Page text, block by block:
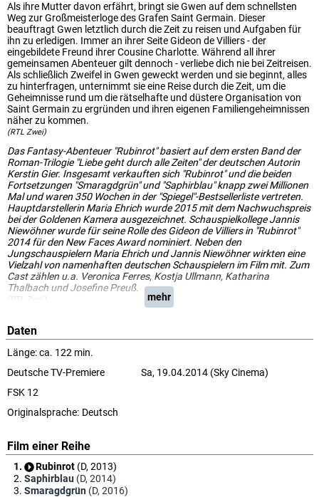
Als ihre Mutter davon erfährt, bringt sie Gwen auf dem schnellsten
Weg zur Großmeisterloge des Grafen Saint Germain. Dieser
beauftragt Gwen letztlich durch die Zeit zu reisen und Aufgaben für
ihn zu erledigen. Immer an ihrer Seite Gideon de Villiers - der
eingebildete Freund ihrer Cousine Charlotte. Während all ihrer
gemeinsamen Abenteuer gilt dennoch - verliebe dich nie bei Zeitreisen.
Als schließlich Zweifel in Gwen geweckt werden und sie beginnt, alles
zu hinterfragen, unternimmt sie eine Reise durch die Zeit, um die
Geheimnisse rund um die rätselhafte und düstere Organisation von
Saint Germain zu ergründen und ihren eigenen Familiengeheimnissen
näher zu kommen.
(RTL Zwei)
Das Fantasy-Abenteuer "Rubinrot" basiert auf dem ersten Band der
Roman-Trilogie "Liebe geht durch alle Zeiten" der deutschen Autorin
Kerstin Gier. Insgesamt verkauften sich "Rubinrot" und die beiden
Fortsetzungen "Smaragdgrün" und "Saphirblau" knapp zwei Millionen
Mal und waren 350 Wochen in der "Spiegel"-Bestsellerliste vertreten.
Hauptdarstellerin Maria Ehrich wurde 2015 mit dem Nachwuchspreis
bei der Goldenen Kamera ausgezeichnet. Schauspielkollege Jannis
Niewöhner wurde für seine Rolle des Gideon de Villiers in "Rubinrot"
2014 für den New Faces Award nominiert. Neben den
Jungschauspielern Maria Ehrich und Jannis Niewöhner wirkten eine
Vielzahl von namenhaften deutschen Schauspielern im Film mit. Zum
Cast zählen u.a. Veronica Ferres, Kostja Ullmann, Katharina
Thalbach und Josefine Preuß.
(RTL Zwei) mehr
Daten
Länge: ca. 122 min.
Deutsche TV-Premiere
Sa, 19.04.2014 (Sky Cinema)
FSK 12
Originalsprache: Deutsch
Film einer Reihe
Rubinrot (D, 2013)
Saphirblau (D, 2014)
Smaragdgrün (D, 2016)